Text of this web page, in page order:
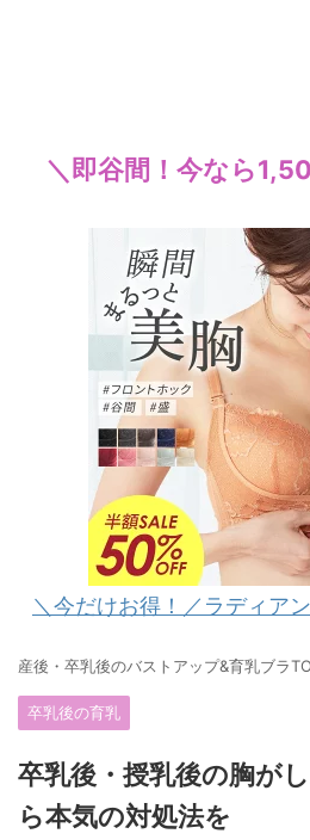
＼即谷間！今なら
＼今だけお得！／ラディア
産後・卒乳後のバストアップ&育乳ブラ
卒乳後の育乳
卒乳後・授乳後の胸が
ら本気の対処法を